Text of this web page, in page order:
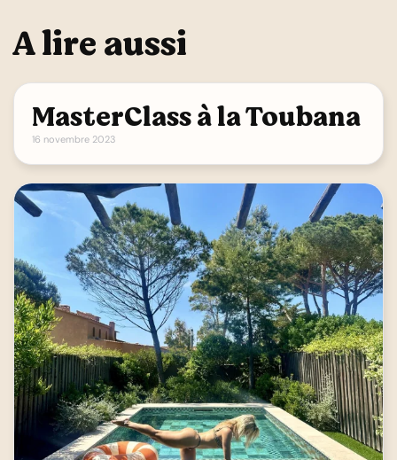
A lire aussi
MasterClass à la Toubana
16 novembre 2023